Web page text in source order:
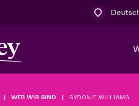
Board &
Cyber
WER WIR SIND SYDONIE WILLIAMS